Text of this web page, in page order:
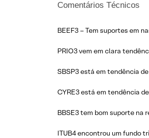
Comentários Técnicos
BEEF3 – Tem suportes em
PRIO3 vem em clara
SBSP3 está em tendência
CYRE3 está em tendência
BBSE3 tem bom suporte na
ITUB4 encontrou um fundo